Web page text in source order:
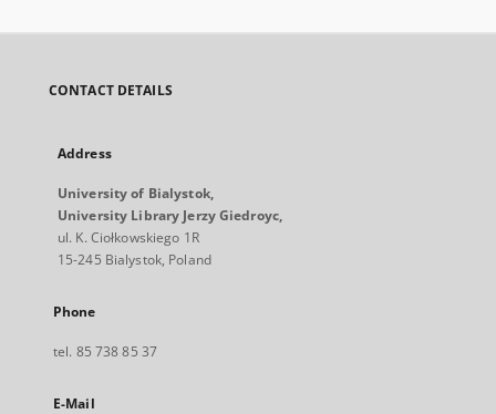
CONTACT DETAILS
Address
University of Bialystok,
University Library Jerzy Giedroyc,
ul. K. Ciołkowskiego 1R
15-245 Bialystok, Poland
Phone
tel. 85 738 85 37
E-Mail